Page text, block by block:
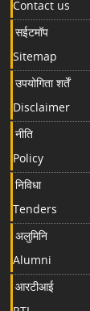
Contact us
सईटमॉप
Sitemap
उपयोगिता शर्तें
Disclaimer
नीति
Policy
निविधा
Tenders
अलुमिनि
Alumni
आरटीआई